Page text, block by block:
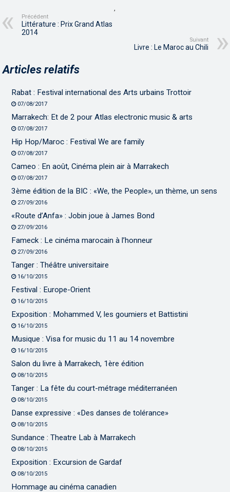
,
Précédent
Littérature : Prix Grand Atlas
2014
Suivant
Livre : Le Maroc au Chili
Articles relatifs
Rabat : Festival international des Arts urbains Trottoir
07/08/2017
Marrakech: Et de 2 pour Atlas electronic music & arts
07/08/2017
Hip Hop/Maroc : Festival We are family
07/08/2017
Cameo : En août, Cinéma plein air à Marrakech
07/08/2017
3ème édition de la BIC : «We, the People», un thème, un sens
27/09/2016
«Route d’Anfa» : Jobin joue à James Bond
27/09/2016
Fameck : Le cinéma marocain à l’honneur
27/09/2016
Tanger : Théâtre universitaire
16/10/2015
Festival : Europe-Orient
16/10/2015
Exposition : Mohammed V, les goumiers et Battistini
16/10/2015
Musique : Visa for music du 11 au 14 novembre
16/10/2015
Salon du livre à Marrakech, 1ère édition
08/10/2015
Tanger : La fête du court-métrage méditerranéen
08/10/2015
Danse expressive : «Des danses de tolérance»
08/10/2015
Sundance : Theatre Lab à Marrakech
08/10/2015
Exposition : Excursion de Gardaf
08/10/2015
Hommage au cinéma canadien